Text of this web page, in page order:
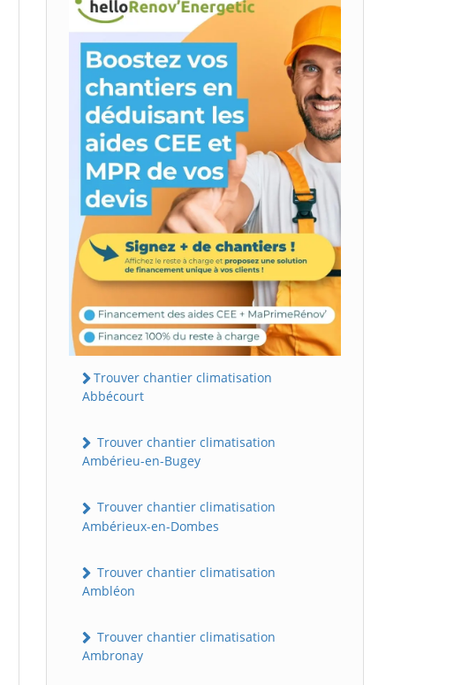
Trouver chantier climatisation
Abbécourt
Trouver chantier climatisation
Ambérieu-en-Bugey
Trouver chantier climatisation
Ambérieux-en-Dombes
Trouver chantier climatisation
Ambléon
Trouver chantier climatisation
Ambronay